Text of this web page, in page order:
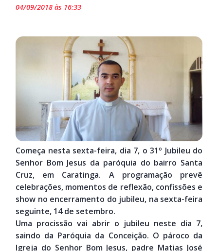
04/09/2018 às 16:33
Começa nesta sexta-feira, dia 7, o 31º Jubileu do
Senhor Bom Jesus da paróquia do bairro Santa
Cruz, em Caratinga. A programação prevê
celebrações, momentos de reflexão, confissões e
show no encerramento do jubileu, na sexta-feira
seguinte, 14 de setembro.
Uma procissão vai abrir o jubileu neste dia 7,
saindo da Paróquia da Conceição. O pároco da
Igreja do Senhor Bom Jesus, padre Matias José